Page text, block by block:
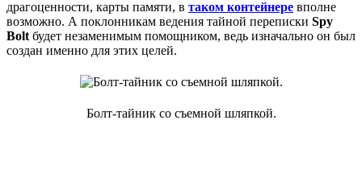
драгоценности, карты памяти, в таком контейнере вполне
возможно. А поклонникам ведения тайной переписки Spy
Bolt будет незаменимым помощником, ведь изначально он был
создан именно для этих целей.
Болт-тайник со съемной шляпкой.